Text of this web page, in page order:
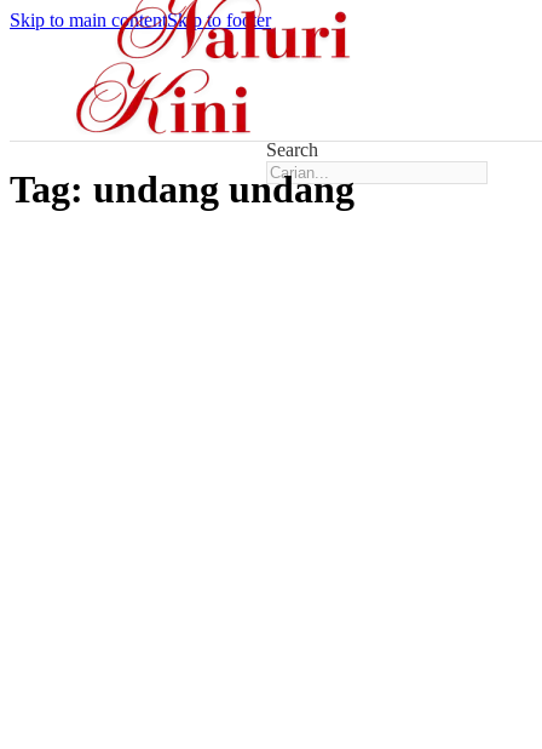
Skip to main contentSkip to footer
Search
Tag: undang undang